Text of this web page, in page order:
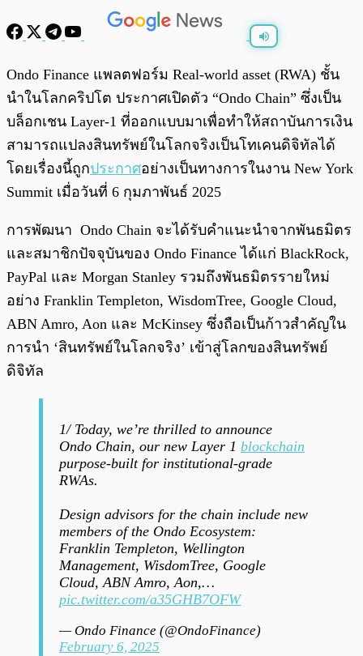
0:00
Ondo Finance แพลตฟอร์ม Real-world asset (RWA) ชั้น
นำในโลกคริปโต ประกาศเปิดตัว “Ondo Chain” ซึ่งเป็น
บล็อกเชน Layer-1 ที่ออกแบบมาเพื่อทำให้สถาบันการเงิน
สามารถแปลงสินทรัพย์ในโลกจริงเป็นโทเคนดิจิทัลได้
โดยเรื่องนี้ถูกประกาศอย่างเป็นทางการในงาน New York
Summit เมื่อวันที่ 6 กุมภาพันธ์ 2025
การพัฒนา Ondo Chain จะได้รับคำแนะนำจากพันธมิตร
และสมาชิกปัจจุบันของ Ondo Finance ได้แก่ BlackRock,
PayPal และ Morgan Stanley รวมถึงพันธมิตรรายใหม่
อย่าง Franklin Templeton, WisdomTree, Google Cloud,
ABN Amro, Aon และ McKinsey ซึ่งถือเป็นก้าวสำคัญใน
การนำ ‘สินทรัพย์ในโลกจริง’ เข้าสู่โลกของสินทรัพย์
ดิจิทัล
1/ Today, we’re thrilled to announce
Ondo Chain, our new Layer 1 blockchain
purpose-built for institutional-grade
RWAs.
Design advisors for the chain include new
members of the Ondo Ecosystem:
Franklin Templeton, Wellington
Management, WisdomTree, Google
Cloud, ABN Amro, Aon,…
pic.twitter.com/a35GHB7OFW
— Ondo Finance (@OndoFinance)
February 6, 2025